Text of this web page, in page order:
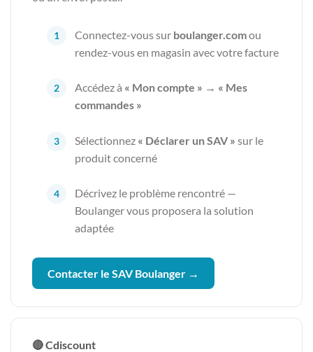
Connectez-vous sur boulanger.comou
rendez-vous en magasin avec votre facture
Accédez à « Mon compte » → « Mes
commandes »
Sélectionnez « Déclarer un SAV » sur le
produit concerné
Décrivez le problème rencontré —
Boulanger vous proposera la solution
adaptée
Contacter le SAV Boulanger →
🔴 Cdiscount